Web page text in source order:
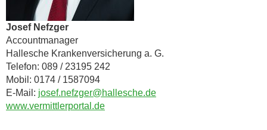
Josef Nefzger
Accountmanager
Hallesche Krankenversicherung a. G.
Telefon: 089 / 23195 242
Mobil: 0174 / 1587094
E-Mail: josef.nefzger@hallesche.de
www.vermittlerportal.de